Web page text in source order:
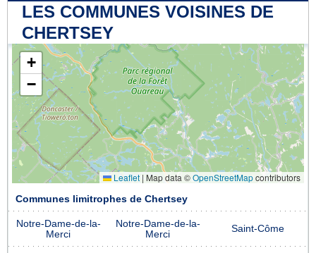
LES COMMUNES VOISINES DE
CHERTSEY
+
−
Leaflet | Map data ©OpenStreetMapcontributors
Communes limitrophes de Chertsey
Notre-Dame-de-la-
Merci
Notre-Dame-de-la-
Merci
Saint-Côme